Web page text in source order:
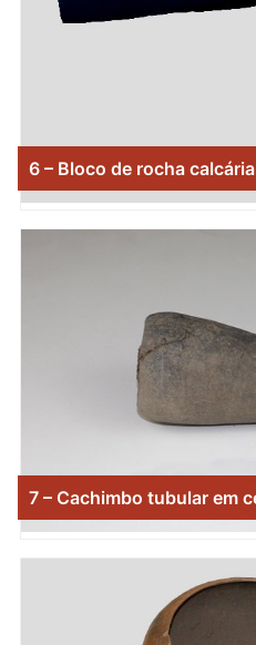
6 – Bloco de rocha
7 – Cachimbo tubular em